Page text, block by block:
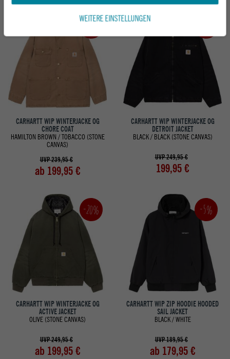
-17%
CARHARTT WIP WINTERJACKE OG
CHORE COAT
HAMILTON BROWN / TOBACCO (STONE
CANVAS)
UVP 239,95 €
ab 199,95 €
CARHARTT WIP WINTERJACKE OG
DETROIT JACKET
BLACK / BLACK (STONE CANVAS)
UVP 249,95 €
199,95 €
-20%
CARHARTT WIP WINTERJACKE OG
ACTIVE JACKET
OLIVE (STONE CANVAS)
UVP 249,95 €
ab 199,95 €
-5%
CARHARTT WIP ZIP HOODIE HOODED
SAIL JACKET
BLACK / WHITE
UVP 189,95 €
ab 179,95 €
WEITERE EINSTELLUNGEN